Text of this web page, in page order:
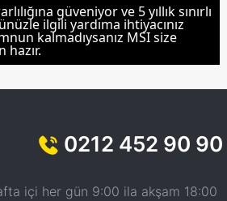
güveniyor ve 5 yıllık sınırlı
ilgili yardıma ihtiyacınız
kalmadıysanız MSI size
hazır.
0212 452 90 90
içi her gün 9:00 ila akşam 18:00